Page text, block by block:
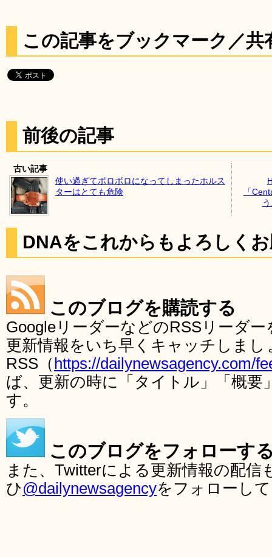
この記事をブックマーク／共
前後の記事
古い記事
使い過ぎてボロボロになってしまったホルス
ターはとても危険
「
DNAをこれからもよろしく
このブログを購読する
GoogleリーダーなどのRSSリーダ
更新情報をいち早くキャッチしま
RSS（ https://dailynewsagency.com/
ば、更新の時に「タイトル」「概要
す。
このブログをフォローす
また、Twitterによる更新情報の配
ひ@dailynewsagencyをフォローし